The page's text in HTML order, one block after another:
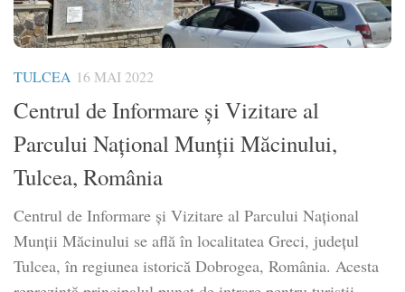
TULCEA 16 MAI 2022
Centrul de Informare și Vizitare al
Parcului Național Munții Măcinului,
Tulcea, România
Centrul de Informare și Vizitare al Parcului Național
Munții Măcinului se află în localitatea Greci, județul
Tulcea, în regiunea istorică Dobrogea, România. Acesta